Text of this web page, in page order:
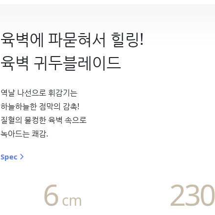
육벽에 파묻혀서 힐링!
육벽 귀두블레이드
역날 나선으로 휘감기는
하늘하늘한 점막의 감촉!
질혈의 물컹한 육벽 속으로
녹아드는 쾌감.
Spec
6 cm 230